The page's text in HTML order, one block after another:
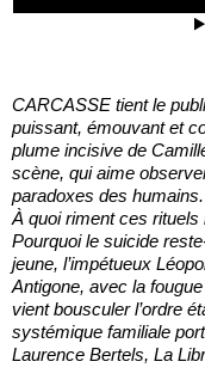
CARCASSE tient le
puissant, émouvant et
plume incisive de
scène, qui aime
paradoxes des humains.
À quoi riment ces
Pourquoi le suicide
jeune, l’impétueux
Antigone, avec la
vient bousculer l’ordre
systémique familiale
Laurence Bertels, La